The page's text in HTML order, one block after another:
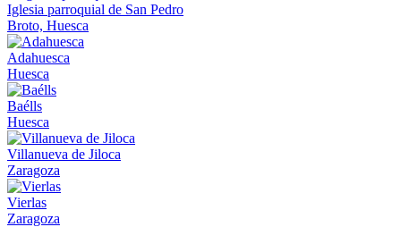
Iglesia parroquial de San Pedro
Broto, Huesca
Adahuesca
Huesca
Baélls
Huesca
Villanueva de Jiloca
Zaragoza
Vierlas
Zaragoza